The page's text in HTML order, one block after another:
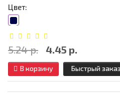
Цвет:
5.24 р. 4.45 р.
В корзину Быстрый заказ